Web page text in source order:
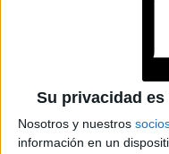
Su privacidad
Nosotros y nuestros
información en un
GALERÍA DE